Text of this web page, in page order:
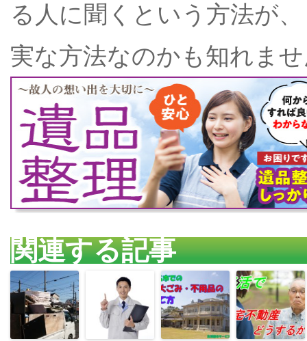
る人に聞くという方法が
実な方法なのかも知れま
関連する記事